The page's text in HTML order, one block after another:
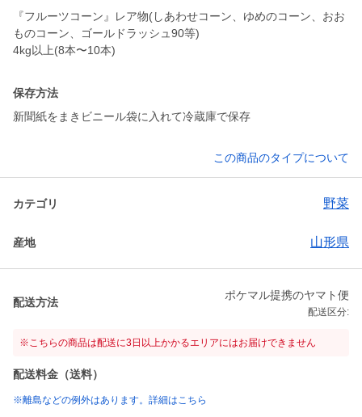
『フルーツコーン』レア物(しあわせコーン、ゆめのコーン、おお
ものコーン、ゴールドラッシュ90等)
4kg以上(8本〜10本)
保存方法
新聞紙をまきビニール袋に入れて冷蔵庫で保存
この商品のタイプについて
カテゴリ 野菜
産地 山形県
配送方法
ポケマル提携のヤマト便
配送区分:
※こちらの商品は配送に3日以上かかるエリアにはお届けできません
配送料金（送料）
※離島などの例外はあります。詳細はこちら